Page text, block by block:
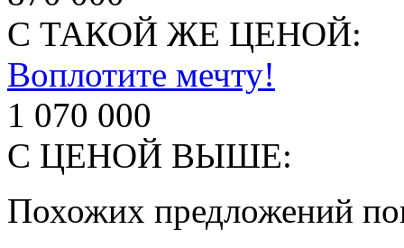
С ТАКОЙ ЖЕ ЦЕНОЙ:
Воплотите мечту!
1 070 000
С ЦЕНОЙ ВЫШЕ:
Похожих предложений